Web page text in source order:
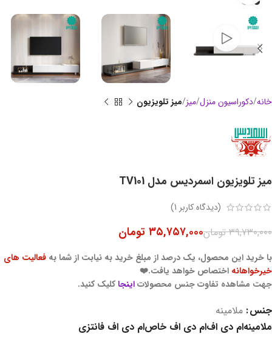
خانه دکوراسیون منزل میز میز تلویزیون
میز تلویزیون اسمردیس مدل TV101
(دیدگاه کاربر 1
)
۳۹,۷۳۰,۰۰۰تومان۳۵,۷۵۷,۰۰۰ تومان
با خرید این محصول، یک درصد از مبلغ خرید به نیابت از شما به فعالیت های
خیرخواهانه اختصاص خواهد یافت.❤️
جهت مشاهده تفاوت جنس محصولاتاینجا کلیک کنید.
جنس ملامینه
ملامینهام دی افام دی اف خاصام دی اف فانتزی